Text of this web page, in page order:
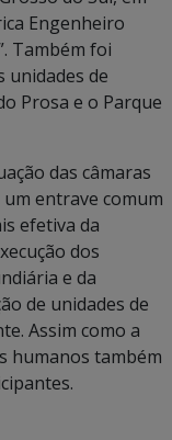
Engenheiro
Também foi
unidades de
Prosa e o Parque
das câmaras
entrave comum
efetiva da
dos
e da
de unidades de
Assim como a
humanos também